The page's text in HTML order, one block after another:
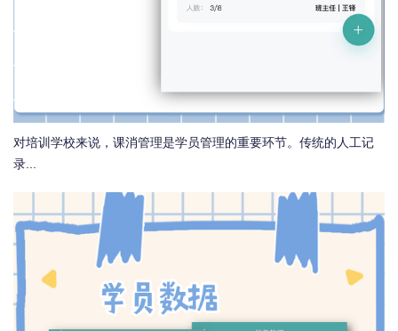
对培训学校来说，课消管理是学员管理的重要环节。传统的人工记
录...